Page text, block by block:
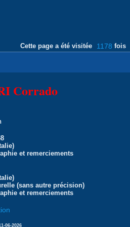
Cette page a été visitée 1178 fois
Corrado
et remerciements
(sans autre précision)
et remerciements
06-2026